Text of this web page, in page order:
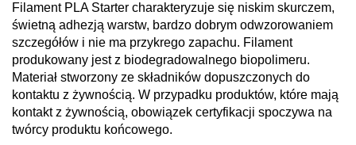
Filament PLA Starter charakteryzuje się niskim skurczem,
świetną adhezją warstw, bardzo dobrym odwzorowaniem
szczegółów i nie ma przykrego zapachu. Filament
produkowany jest z biodegradowalnego biopolimeru.
Materiał stworzony ze składników dopuszczonych do
kontaktu z żywnością. W przypadku produktów, które mają
kontakt z żywnością, obowiązek certyfikacji spoczywa na
twórcy produktu końcowego.